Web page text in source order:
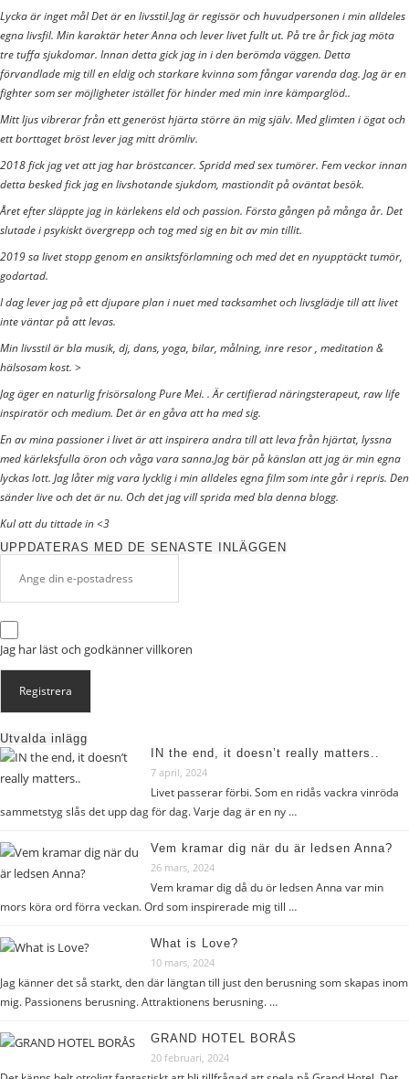
Lycka är inget mål Det är en livsstil.Jag är regissör och huvudpersonen i min alldeles
egna livsfil. Min karaktär heter Anna och lever livet fullt ut. På tre år fick jag möta
tre tuffa sjukdomar. Innan detta gick jag in i den berömda väggen. Detta
förvandlade mig till en eldig och starkare kvinna som fångar varenda dag. Jag är en
fighter som ser möjligheter istället för hinder med min inre kämparglöd..
Mitt ljus vibrerar från ett generöst hjärta större än mig själv. Med glimten i ögat och
ett borttaget bröst lever jag mitt drömliv.
2018 fick jag vet att jag har bröstcancer. Spridd med sex tumörer. Fem veckor innan
detta besked fick jag en livshotande sjukdom, mastiondit på oväntat besök.
Året efter släppte jag in kärlekens eld och passion. Första gången på många år. Det
slutade i psykiskt övergrepp och tog med sig en bit av min tillit.
2019 sa livet stopp genom en ansiktsförlamning och med det en nyupptäckt tumör,
godartad.
I dag lever jag på ett djupare plan i nuet med tacksamhet och livsglädje till att livet
inte väntar på att levas.
Min livsstil är bla musik, dj, dans, yoga, bilar, målning, inre resor , meditation &
hälsosam kost. >
Jag äger en naturlig frisörsalong Pure Mei. . Är certifierad näringsterapeut, raw life
inspiratör och medium. Det är en gåva att ha med sig.
En av mina passioner i livet är att inspirera andra till att leva från hjärtat, lyssna
med kärleksfulla öron och våga vara sanna.Jag bär på känslan att jag är min egna
lyckas lott. Jag låter mig vara lycklig i min alldeles egna film som inte går i repris. Den
sänder live och det är nu. Och det jag vill sprida med bla denna blogg.
Kul att du tittade in <3
UPPDATERAS MED DE SENASTE INLÄGGEN
Jag har läst och godkännervillkoren
Utvalda inlägg
IN the end, it doesn’t really matters..
7 april, 2024
Livet passerar förbi. Som en ridås vackra vinröda
sammetstyg slås det upp dag för dag. Varje dag är en ny …
Vem kramar dig när du är ledsen Anna?
26 mars, 2024
Vem kramar dig då du ör ledsen Anna var min
mors köra ord förra veckan. Ord som inspirerade mig till …
What is Love?
10 mars, 2024
Jag känner det så starkt, den där längtan till just den berusning som skapas inom
mig. Passionens berusning. Attraktionens berusning. …
GRAND HOTEL BORÅS
20 februari, 2024